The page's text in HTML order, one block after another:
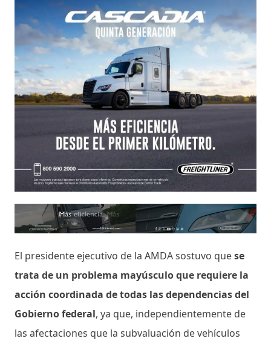
El presidente ejecutivo de la AMDA sostuvo quese
trata de un problema mayúsculo que requiere la
acción coordinada de todas las dependencias del
Gobierno federal, ya que, independientemente de
las afectaciones que la subvaluación de vehículos